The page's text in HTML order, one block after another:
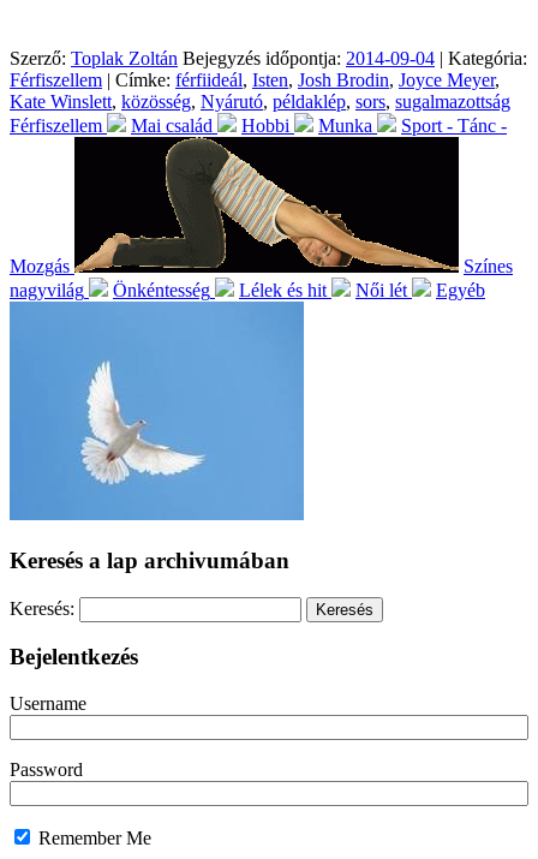
Szerző: Toplak Zoltán Bejegyzés időpontja: 2014-09-04 | Kategória:
Férfiszellem | Címke: férfiideál, Isten, Josh Brodin, Joyce Meyer,
Kate Winslett, közösség, Nyárutó, példaklép, sors, sugalmazottság
Férfiszellem
Mai család Hobbi Munka Sport - Tánc -
Mozgás
Színes
nagyvilág
Önkéntesség Lélek és hit Női lét Egyéb
Keresés a lap archivumában
Keresés:
Bejelentkezés
Username
Password
Remember Me